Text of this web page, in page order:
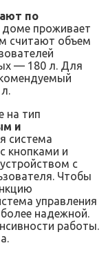
по
доме проживает
считают объем
— 180 л. Для
на тип
и
система
кнопками и
с
Чтобы
управления
надежной.
работы.